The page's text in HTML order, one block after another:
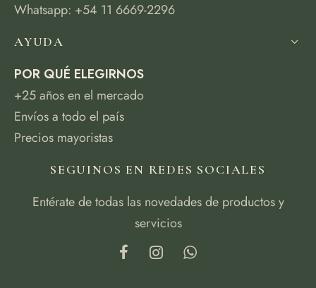
Whatsapp: +54 11 6669-2296
AYUDA
POR QUÉ ELEGIRNOS
+25 años en el mercado
Envíos a todo el país
Precios mayoristas
SEGUINOS EN REDES SOCIALES
Entérate de todas las novedades de productos y
servicios